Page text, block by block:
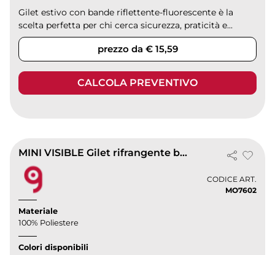
Gilet estivo con bande riflettente-fluorescente è la
scelta perfetta per chi cerca sicurezza, praticità e...
prezzo da € 15,59
CALCOLA PREVENTIVO
MINI VISIBLE Gilet rifrangente bambino giallo
CODICE ART.
MO7602
Materiale
100% Poliestere
Colori disponibili